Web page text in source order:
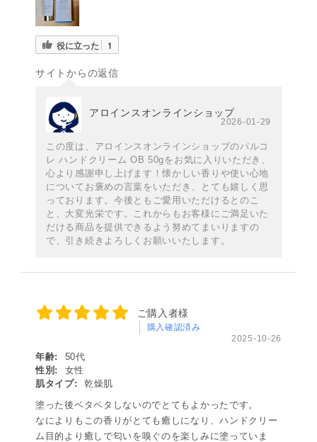
役に立った 1
サイトからの返信
アロインスオンラインショップ
2026-01-29
この度は、アロインスオンラインショップのパルコ
レ ハンドクリーム OB 50gをお気に入りいただき、
心より感謝申し上げます！懐かしい香りや使い心地
についてお褒めの言葉をいただき、とても嬉しく思
っております。今後ともご愛用いただけるとのこ
と、大変光栄です。これからもお客様にご満足いた
だける商品を提供できるよう努めてまいりますの
で、引き続きよろしくお願いいたします。
ご購入者様
購入確認済み
2025-10-26
年齢:
50代
性別:
女性
肌タイプ:
乾燥肌
塗った後ベタベタしないのでとてもよかったです。
なによりもこの香りがとても癒しになり、ハンドクリー
ム目的より癒しで匂いを嗅ぐのを楽しみに塗っていま